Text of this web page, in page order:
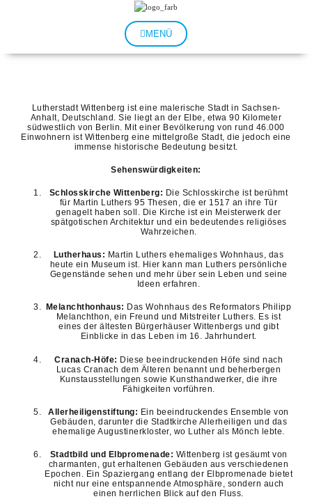
MENÜ
Lutherstadt Wittenberg ist eine malerische Stadt in Sachsen-
Anhalt, Deutschland. Sie liegt an der Elbe, etwa 90 Kilometer
südwestlich von Berlin. Mit einer Bevölkerung von rund 46.000
Einwohnern ist Wittenberg eine mittelgroße Stadt, die jedoch eine
immense historische Bedeutung besitzt.
Sehenswürdigkeiten:
Schlosskirche Wittenberg: Die Schlosskirche ist berühmt
für Martin Luthers 95 Thesen, die er 1517 an ihre Tür
genagelt haben soll. Die Kirche ist ein Meisterwerk der
spätgotischen Architektur und ein bedeutendes religiöses
Wahrzeichen.
Lutherhaus: Martin Luthers ehemaliges Wohnhaus, das
heute ein Museum ist. Hier kann man Luthers persönliche
Gegenstände sehen und mehr über sein Leben und seine
Ideen erfahren.
Melanchthonhaus: Das Wohnhaus des Reformators Philipp
Melanchthon, ein Freund und Mitstreiter Luthers. Es ist
eines der ältesten Bürgerhäuser Wittenbergs und gibt
Einblicke in das Leben im 16. Jahrhundert.
Cranach-Höfe: Diese beeindruckenden Höfe sind nach
Lucas Cranach dem Älteren benannt und beherbergen
Kunstausstellungen sowie Kunsthandwerker, die ihre
Fähigkeiten vorführen.
Allerheiligenstiftung: Ein beeindruckendes Ensemble von
Gebäuden, darunter die Stadtkirche Allerheiligen und das
ehemalige Augustinerkloster, wo Luther als Mönch lebte.
Stadtbild und Elbpromenade: Wittenberg ist gesäumt von
charmanten, gut erhaltenen Gebäuden aus verschiedenen
Epochen. Ein Spaziergang entlang der Elbpromenade bietet
nicht nur eine entspannende Atmosphäre, sondern auch
einen herrlichen Blick auf den Fluss.